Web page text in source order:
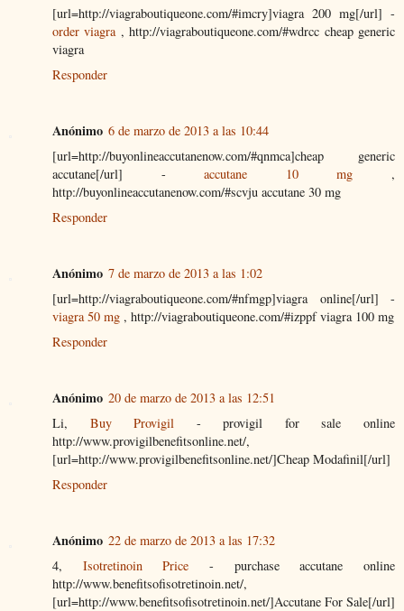
[url=http://viagraboutiqueone.com/#imcry]viagra 200 mg[/url] -
order viagra, http://viagraboutiqueone.com/#wdrcc cheap generic
viagra
Responder
Anónimo 6 de marzo de 2013 a las 10:44
[url=http://buyonlineaccutanenow.com/#qnmca]cheap generic
accutane[/url] -accutane 10 mg ,
http://buyonlineaccutanenow.com/#scvju accutane 30 mg
Responder
Anónimo 7 de marzo de 2013 a las 1:02
[url=http://viagraboutiqueone.com/#nfmgp]viagra online[/url] -
viagra 50 mg , http://viagraboutiqueone.com/#izppf viagra 100 mg
Responder
Anónimo 20 de marzo de 2013 a las 12:51
Li, Buy Provigil - provigil for sale online
http://www.provigilbenefitsonline.net/,
[url=http://www.provigilbenefitsonline.net/]Cheap Modafinil[/url]
Responder
Anónimo 22 de marzo de 2013 a las 17:32
4, Isotretinoin Price - purchase accutane online
http://www.benefitsofisotretinoin.net/,
[url=http://www.benefitsofisotretinoin.net/]Accutane For Sale[/url]